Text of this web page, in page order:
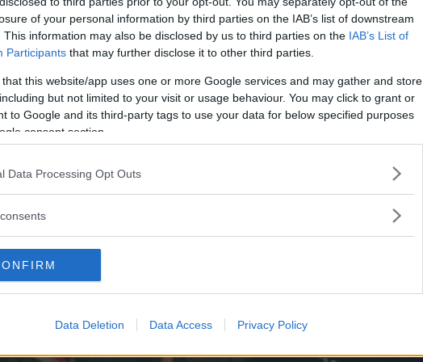
of your personal information by third parties on the IAB’s list of downstream
This information may also be disclosed by us to third parties on the IAB’s List of
Participants that may further disclose it to other third parties.
that this website/app uses one or more Google services and may gather and store
but not limited to your visit or usage behaviour. You may click to grant or
to Google and its third-party tags to use your data for below specified purposes
consent section.
Data Processing Opt Outs
Data Deletion Data Access Privacy Policy
kommer man att se framöver. Det är det nya svarta.
tål regn? Är lätta bilar framtiden?